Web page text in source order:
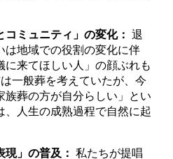
ミュニティ」の変化： 退
は地域での役割の変化に伴
に来てほしい人」の顔ぶれも
一般葬を考えていたが、今
族葬の方が自分らしい」とい
、人生の成熟過程で自然に起
」の普及： 私たちが提唱